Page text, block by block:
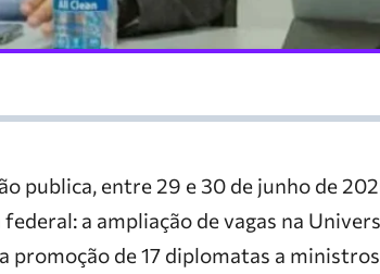
publica, entre 29 e 30 de junho de
a ampliação de vagas na
promoção de 17 diplomatas a